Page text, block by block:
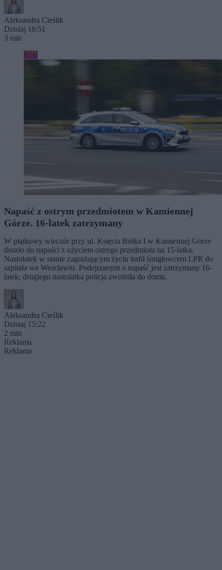
Aleksandra Cieślik
Dzisiaj 16:51
3 min
Kraj
Napaść z ostrym przedmiotem w Kamiennej
Górze. 16-latek zatrzymany
W piątkowy wieczór przy ul. Księcia Bolka I w Kamiennej Górze
doszło do napaści z użyciem ostrego przedmiotu na 15-latka.
Nastolatek w stanie zagrażającym życiu trafił śmigłowcem LPR do
szpitala we Wrocławiu. Podejrzanym o napaść jest zatrzymany 16-
latek; drugiego nastolatka policja zwolniła do domu.
Aleksandra Cieślik
Dzisiaj 15:22
2 min
Reklama
Reklama